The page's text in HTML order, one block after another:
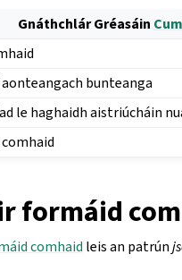
Gnáthchlár Gréasáin
bunteanga
le haghaidh aistriúcháin
formáid
comhaid leis an patrún